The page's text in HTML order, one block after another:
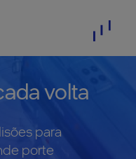
volta
para
porte